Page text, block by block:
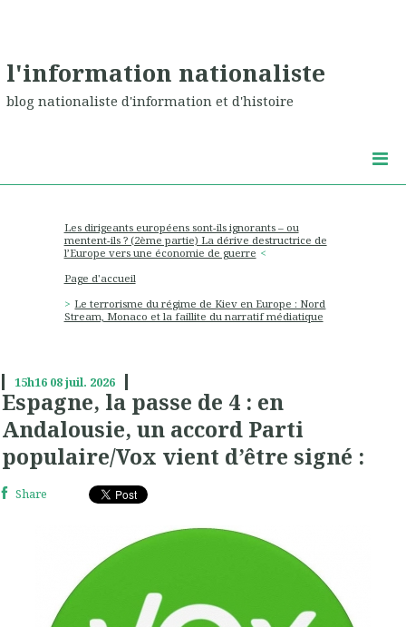
l'information nationaliste
blog nationaliste d'information et d'histoire
Les dirigeants européens sont-ils ignorants – ou
mentent-ils ? (2ème partie) La dérive destructrice de
l’Europe vers une économie de guerre
Page d'accueil
Le terrorisme du régime de Kiev en Europe : Nord
Stream, Monaco et la faillite du narratif médiatique
15h16 08juil. 2026
Espagne, la passe de 4 : en
Andalousie, un accord Parti
populaire/Vox vient d’être signé :
Share